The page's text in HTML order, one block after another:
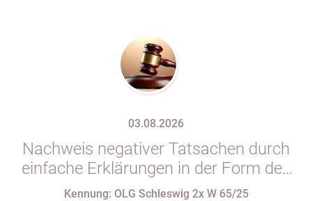
03.08.2026
Nachweis negativer Tatsachen durch
einfache Erklärungen in der Form des
§ 29 GBO (hier: Nichtgeltendmachung
Kennung: OLG Schleswig 2x W 65/25